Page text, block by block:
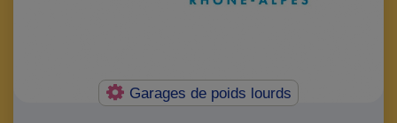
Garages de poids lourds